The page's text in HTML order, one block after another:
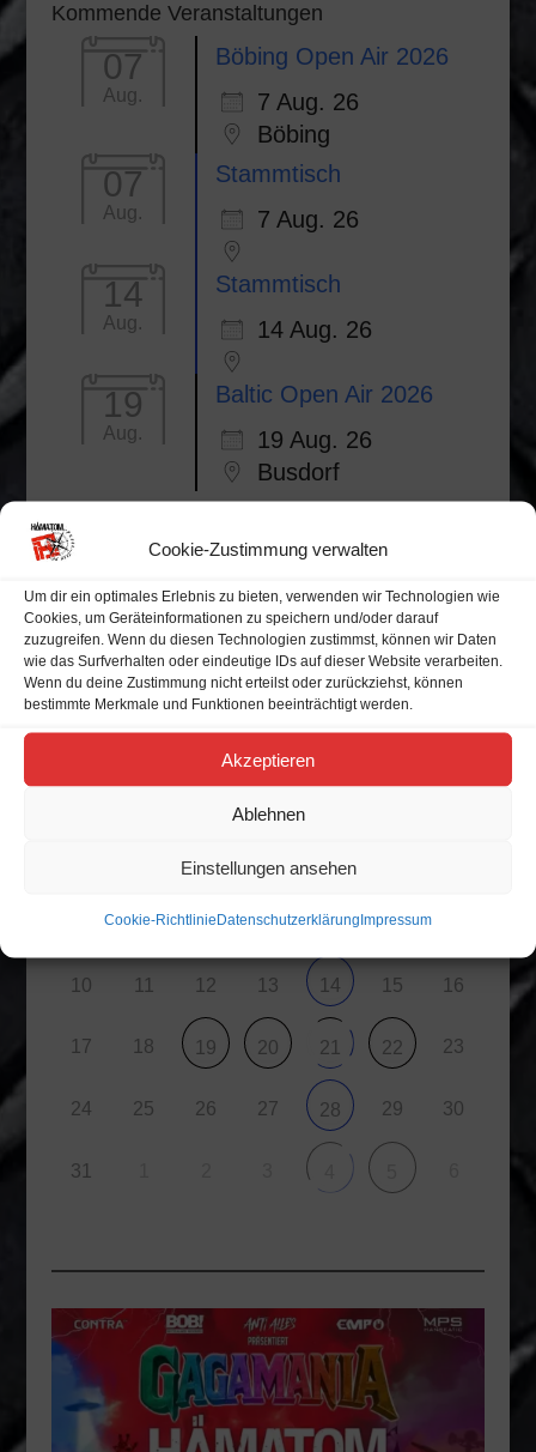
Cookie-Zustimmung verwalten
Um dir ein optimales Erlebnis zu bieten, verwenden wir Technologien wie
Cookies, um Geräteinformationen zu speichern und/oder darauf
zuzugreifen. Wenn du diesen Technologien zustimmst, können wir Daten
wie das Surfverhalten oder eindeutige IDs auf dieser Website verarbeiten.
Wenn du deine Zustimmung nicht erteilst oder zurückziehst, können
bestimmte Merkmale und Funktionen beeinträchtigt werden.
Akzeptieren
Ablehnen
Einstellungen ansehen
Cookie-RichtlinieDatenschutzerklärungImpressum
Kommende Veranstaltungen
07
Aug.
Böbing Open Air 2026
7 Aug. 26
Böbing
07
Aug.
Stammtisch
7 Aug. 26
14
Aug.
Stammtisch
14 Aug. 26
19
Aug.
Baltic Open Air 2026
19 Aug. 26
Busdorf
Alle Veranstaltungen
Veranstaltungskalender
M D M D F S S
29 30 31
4 5 6 7 8
10 11 12 13 14 15 16
17 18 19 20 21 22 23
24 25 26 27 28 29 30
31